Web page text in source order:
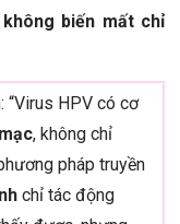
không biến mất chỉ
“Virus HPV có cơ
, không chỉ
pháp truyền
chỉ tác động